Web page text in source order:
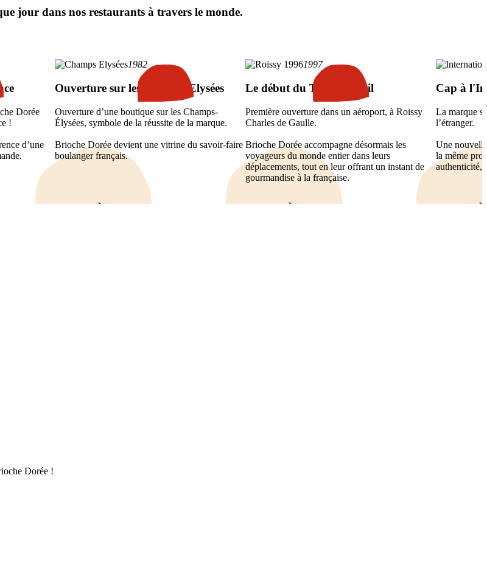
jour dans nos restaurants à travers le monde.
Dorée
!
d’une
1982
Ouverture sur les Champs Elysées
Ouverture d’une boutique sur les Champs-
Élysées, symbole de la réussite de la marque.
Brioche Dorée devient une vitrine du savoir-faire
boulanger français.
1997
Le début du Travel Retail
Première ouverture dans un aéroport, à Roissy
Charles de Gaulle.
Brioche Dorée accompagne désormais les
voyageurs du monde entier dans leurs
déplacements, tout en leur offrant un instant de
gourmandise à la française.
Cap à
La marque
l’étranger.
Une
la même
authenticité,
Dorée !